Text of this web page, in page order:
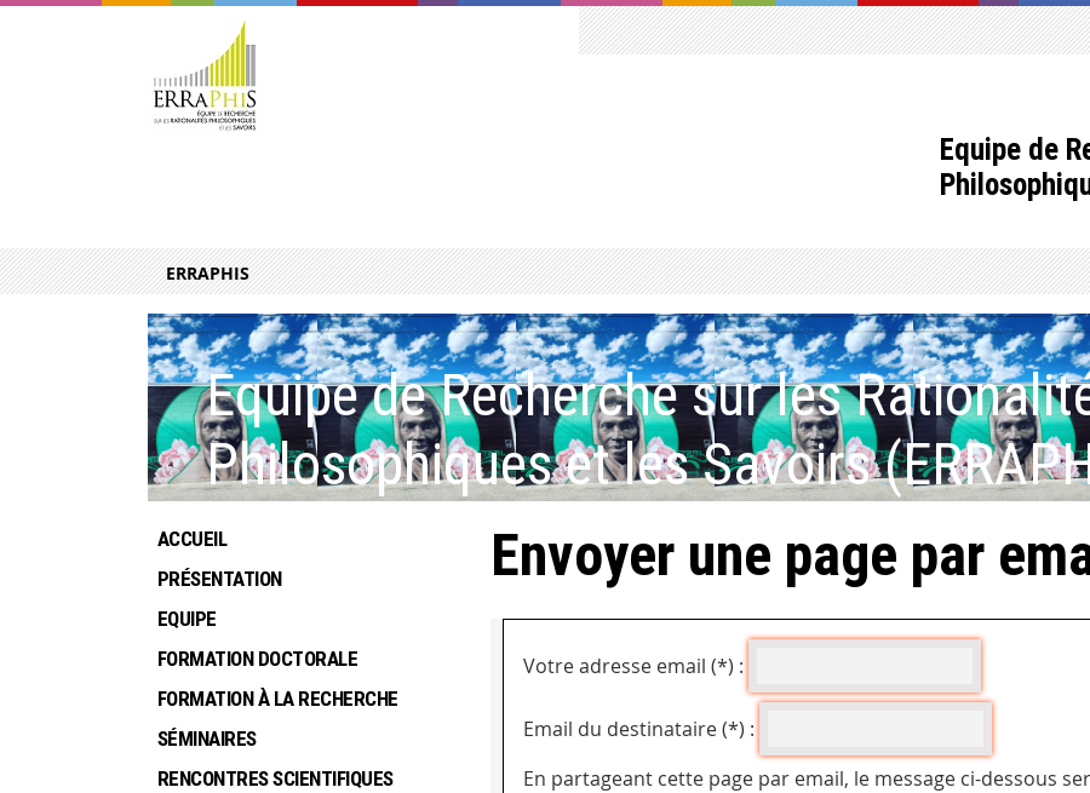
Equipe de
ERRAPHIS
Equipe de Recherche sur les
Philosophiques et les Savoirs
Envoyer une page par
Votre adresse email (*) :
Email du destinataire (*) :
En partageant cette page par email, le message ci-dessous
ACCUEIL
PRÉSENTATION
EQUIPE
FORMATION DOCTORALE
FORMATION À LA RECHERCHE
SÉMINAIRES
RENCONTRES SCIENTIFIQUES